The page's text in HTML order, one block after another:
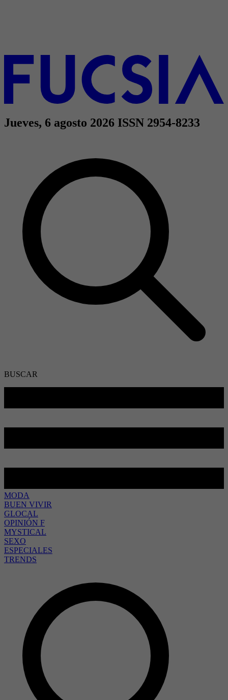
Jueves, 6 agosto 2026 ISSN 2954-8233
BUSCAR
MODA
BUEN VIVIR
GLOCAL
OPINIÓN F
MYSTICAL
SEXO
ESPECIALES
TRENDS